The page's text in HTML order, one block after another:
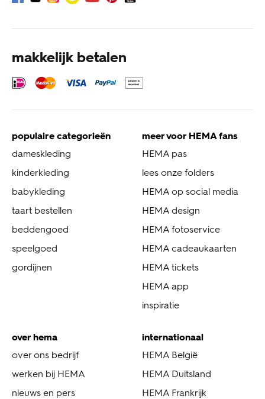
makkelijk betalen
populaire categorieën
dameskleding
kinderkleding
babykleding
taart bestellen
beddengoed
speelgoed
gordijnen
meer voor HEMA fans
HEMA pas
lees onze folders
HEMA op social media
HEMA design
HEMA fotoservice
HEMA cadeaukaarten
HEMA tickets
HEMA app
inspiratie
over hema
over ons bedrijf
werken bij HEMA
nieuws en pers
internationaal
HEMA België
HEMA Duitsland
HEMA Frankrijk